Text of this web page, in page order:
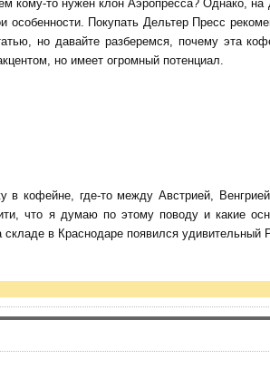
кому-то нужен клон Аэропресса? Однако,
особенности. Покупать Дельтер Пресс
но давайте разберемся, почему эта
но имеет огромный потенциал.
в кофейне, где-то между Австрией,
что я думаю по этому поводу и какие
складе в Краснодаре появился удивительный